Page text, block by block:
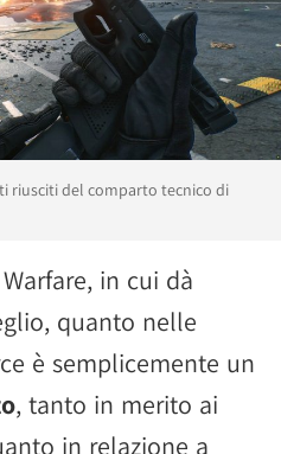
riusciti del comparto tecnico di
in cui dà
quanto nelle
è semplicemente un
, tanto in merito ai
in relazione a